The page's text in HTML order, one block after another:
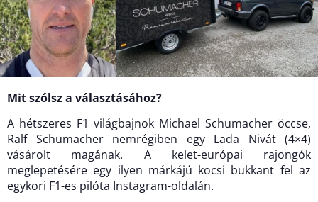
Mit szólsz a választásához?
A hétszeres F1 világbajnok Michael Schumacher öccse,
Ralf Schumacher nemrégiben egy Lada Nivát (4×4)
vásárolt magának. A kelet-európai rajongók
meglepetésére egy ilyen márkájú kocsi bukkant fel az
egykori F1-es pilóta Instagram-oldalán.